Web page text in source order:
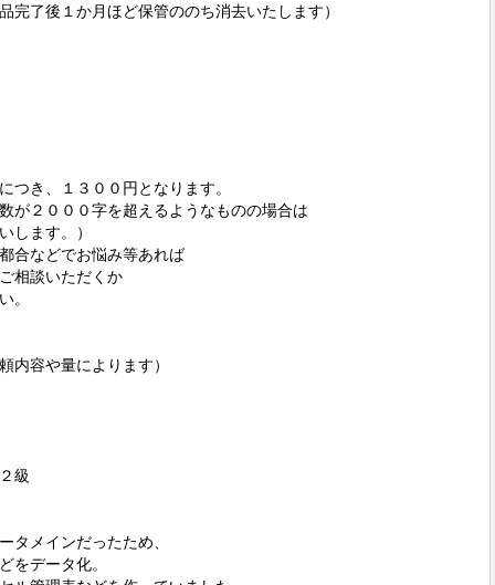
後１か月ほど保管ののち消去いたします）
き、１３００円となります。
２０００字を超えるようなものの場合は
ます。）
などでお悩み等あれば
談いただくか
。
容や量によります）
級
メインだったため、
データ化。